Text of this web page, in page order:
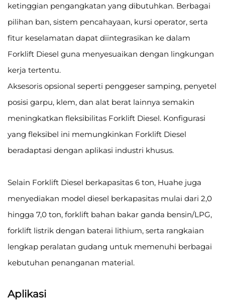
ketinggian pengangkatan yang dibutuhkan. Berbagai
pilihan ban, sistem pencahayaan, kursi operator, serta
fitur keselamatan dapat diintegrasikan ke dalam
Forklift Diesel guna menyesuaikan dengan lingkungan
kerja tertentu.
Aksesoris opsional seperti penggeser samping, penyetel
posisi garpu, klem, dan alat berat lainnya semakin
meningkatkan fleksibilitas Forklift Diesel. Konfigurasi
yang fleksibel ini memungkinkan Forklift Diesel
beradaptasi dengan aplikasi industri khusus.
Selain Forklift Diesel berkapasitas 6 ton, Huahe juga
menyediakan model diesel berkapasitas mulai dari 2,0
hingga 7,0 ton, forklift bahan bakar ganda bensin/LPG,
forklift listrik dengan baterai lithium, serta rangkaian
lengkap peralatan gudang untuk memenuhi berbagai
kebutuhan penanganan material.
Aplikasi